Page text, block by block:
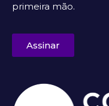
primeira mão.
Assinar